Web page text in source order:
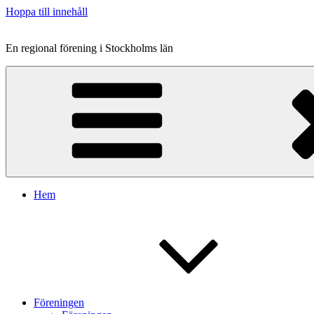
Hoppa till innehåll
En regional förening i Stockholms län
Hem
Föreningen